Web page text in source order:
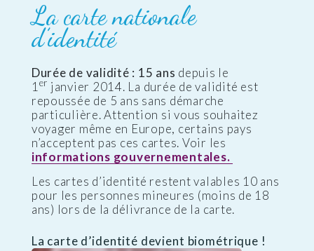
La carte nationale
d’identité
Durée de validité : 15 ans depuis le
1 er janvier 2014. La durée de validité est
repoussée de 5 ans sans démarche
particulière. Attention si vous souhaitez
voyager même en Europe, certains pays
n’acceptent pas ces cartes. Voir les
informations gouvernementales.
Les cartes d’identité restent valables 10 ans
pour les personnes mineures (moins de 18
ans) lors de la délivrance de la carte.
La carte d’identité devient biométrique !